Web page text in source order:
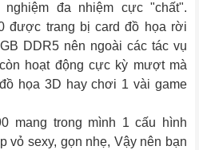
đa nhiệm cực "chất".
được trang bị card đồ họa rời
DDR5 nên ngoài các tác vụ
hoạt động cực kỳ mượt mà
họa 3D hay chơi 1 vài game
mang trong mình 1 cấu hình
vỏ sexy, gọn nhẹ, Vậy nên bạn